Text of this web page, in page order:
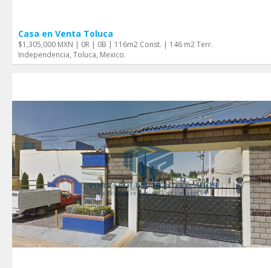
Casa en Venta Toluca
$1,305,000 MXN | 0R | 0B | 116m2 Const. | 146 m2 Terr.
Independencia, Toluca, Mexico.